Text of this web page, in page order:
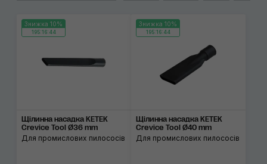
Знижка 10%
195:16:44
Щілинна насадка KETEK
Crevice Tool Ø36 mm
Для промислових пилососів
Знижка 10%
195:16:44
Щілинна насадка KETEK
Crevice Tool Ø40 mm
Для промислових пилососів